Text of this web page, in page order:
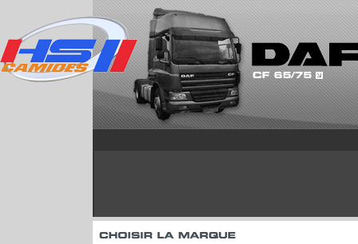
PREMIUM
[v1]
MAGNUM/AE
[v2]
XF 106
XF105
FH